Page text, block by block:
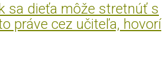
sa dieťa môže stretnúť s
práve cez učiteľa, hovorí